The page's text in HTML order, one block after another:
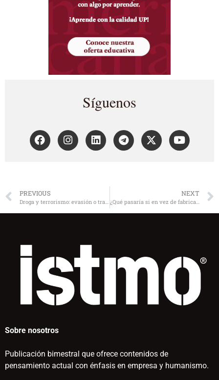
Síguenos
PREVIOUS NEXT
Sobre nosotros
Publicación bimestral que ofrece contenidos de
pensamiento actual con énfasis en empresa y humanismo.